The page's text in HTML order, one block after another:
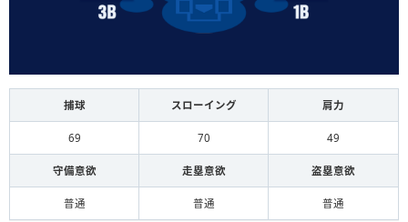
捕球 スローイング 肩力
69 70 49
守備意欲 走塁意欲 盗塁意欲
普通 普通 普通